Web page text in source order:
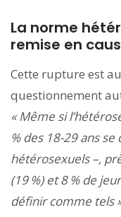
La norme
remise en
Cette rupture est
questionnement
« Même si
% des 18-29 ans
hétérosexuels –,
(19 %) et 8 % de
définir comme tels